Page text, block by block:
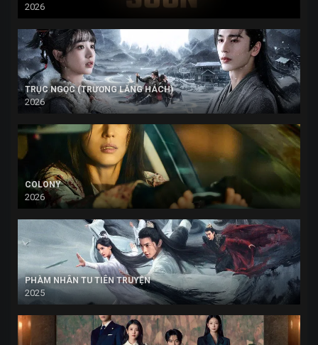
2026
TRỤC NGỌC (TRƯƠNG LĂNG HÁCH)
2026
COLONY
2026
PHÀM NHÂN TU TIÊN TRUYỆN
2025